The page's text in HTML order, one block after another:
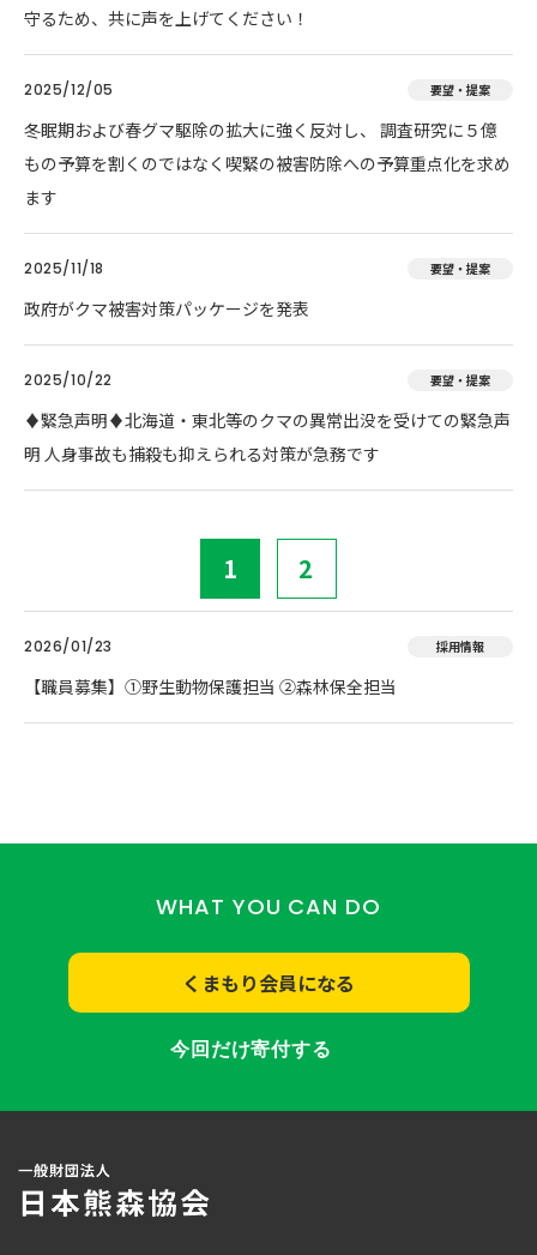
守るため、共に声を上げてください！
2025/12/05 要望・提案
冬眠期および春グマ駆除の拡大に強く反対し、 調査研究に５億
もの予算を割くのではなく喫緊の被害防除への予算重点化を求め
ます
2025/11/18 要望・提案
政府がクマ被害対策パッケージを発表
2025/10/22 要望・提案
♦️緊急声明♦️北海道・東北等のクマの異常出没を受けての緊急声
明 人身事故も捕殺も抑えられる対策が急務です
1 2
2026/01/23 採用情報
【職員募集】①野生動物保護担当 ②森林保全担当
WHAT YOU CAN DO
くまもり会員になる
今回だけ寄付する